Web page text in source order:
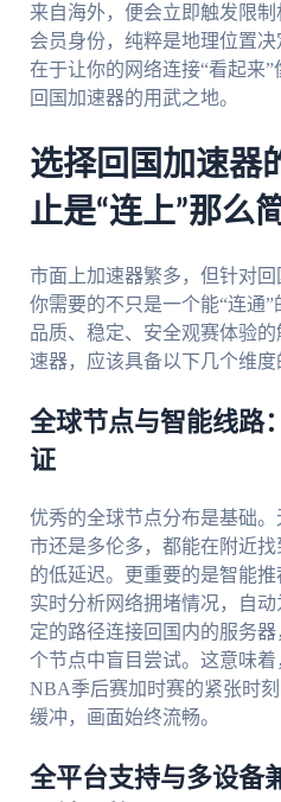
来自海外，便会立即触发限
会员身份，纯粹是地理位置
在于让你的网络连接“看起来
回国加速器的用武之地。
选择回国加速器
止是“连上”那么
市面上加速器繁多，但针对回
你需要的不只是一个能“连通
品质、稳定、安全观赛体验
速器，应该具备以下几个维度
全球节点与智能线路
证
优秀的全球节点分布是基础
市还是多伦多，都能在附近
的低延迟。更重要的是智能
实时分析网络拥堵情况，自
定的路径连接回国内的服务
个节点中盲目尝试。这意味
NBA季后赛加时赛的紧张时
缓冲，画面始终流畅。
全平台支持与多设备